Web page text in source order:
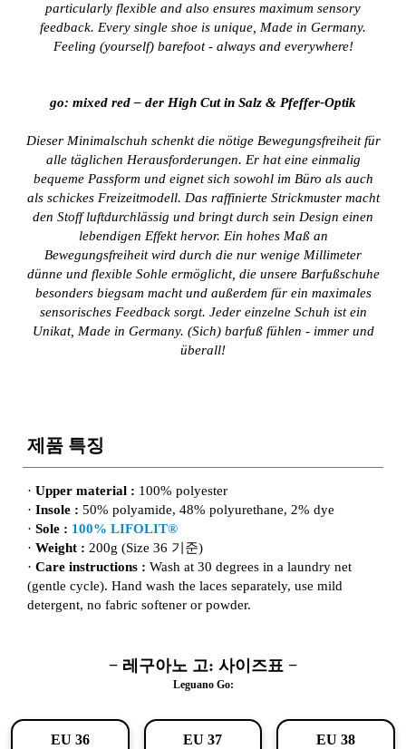
particularly flexible and also ensures maximum sensory
feedback. Every single shoe is unique, Made in Germany.
Feeling (yourself) barefoot - always and everywhere!
go: mixed red – der High Cut in Salz & Pfeffer-Optik
Dieser Minimalschuh schenkt die nötige Bewegungsfreiheit für
alle täglichen Herausforderungen. Er hat eine einmalig
bequeme Passform und eignet sich sowohl im Büro als auch
als schickes Freizeitmodell. Das raffinierte Strickmuster macht
den Stoff luftdurchlässig und bringt durch sein Design einen
lebendigen Effekt hervor. Ein hohes Maß an
Bewegungsfreiheit wird durch die nur wenige Millimeter
dünne und flexible Sohle ermöglicht, die unsere Barfußschuhe
besonders biegsam macht und außerdem für ein maximales
sensorisches Feedback sorgt. Jeder einzelne Schuh ist ein
Unikat, Made in Germany. (Sich) barfuß fühlen - immer und
überall!
제품 특징
· Upper material : 100% polyester
· Insole : 50% polyamide, 48% polyurethane, 2% dye
· Sole : 100% LIFOLIT®
· Weight : 200g (Size 36 기준)
· Care instructions : Wash at 30 degrees in a laundry net
(gentle cycle). Hand wash the laces separately, use mild
detergent, no fabric softener or powder.
− 레구아노 고: 사이즈표 −
Leguano Go:
EU 36 EU 37 EU 38